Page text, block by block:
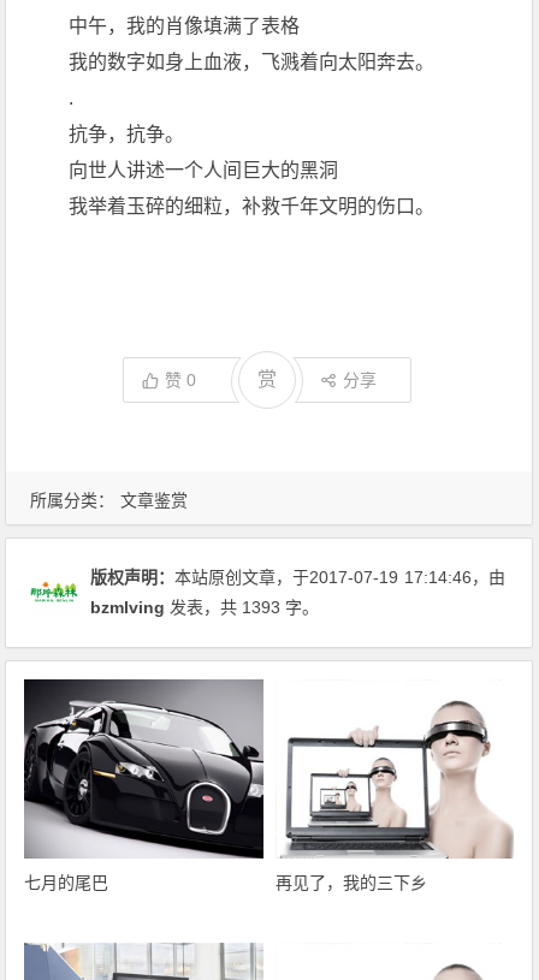
所属分类： 文章鉴赏
中午，我的肖像填满了表格
我的数字如身上血液，飞溅着向太阳奔去。
.
抗争，抗争。
向世人讲述一个人间巨大的黑洞
我举着玉碎的细粒，补救千年文明的伤口。
赞0 赏 分享
版权声明：本站原创文章，于2017-07-19 17:14:46，由
bzmlving 发表，共 1393 字。
七月的尾巴 再见了，我的三下乡